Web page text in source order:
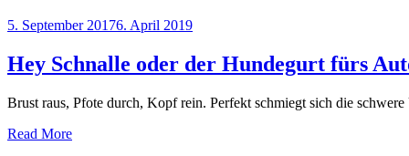
Posted
5. September 20176. April 2019
Hey Schnalle oder der Hundegurt fürs
Brust raus, Pfote durch, Kopf rein. Perfekt schmiegt sich die
Read More